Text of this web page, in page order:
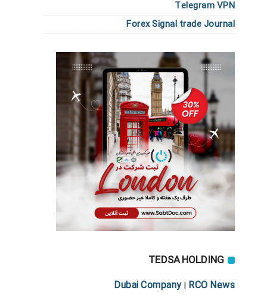
Telegram VPN
Forex Signal trade Journal
TEDSA HOLDING
Dubai Company| RCO News